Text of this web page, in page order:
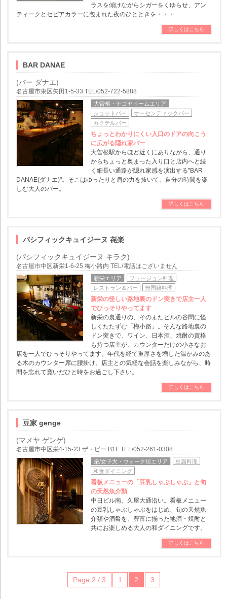
ラスを傾けながらシガーをくゆらせ、アン
ティークとセピアカラーに包まれた夜のひとときを・・・
詳しくはこちら
BAR DANAE
(バー ダナエ)
名古屋市東区矢田1-5-33 TEL/052-722-5888
大曽根・ナゴヤドームエリア
ショットバー
オーセンティックバー
カクテルバー
ちょっとわかりにくい入口のドアの向こう
に広がる隠れ家バー
大曽根駅からほど近くにありながら、通り
からちょっと奥まった入り口と店内へと続
く細長い通路が隠れ家感を演出する"BAR
DANAE(ダナエ)"。そこはゆったりと肩の力を抜いて、自分の時間を楽
しむ大人のバー。
詳しくはこちら
パシフィックキュイジーヌ 㐂楽
(パシフィックキュイジーヌ キラク)
名古屋市中区新栄1-6-25 梅小路内 TEL/電話はございません
新栄エリア
フュージョン料理
レストラン＆バー
無国籍料理
新栄の怪しい路地裏のドン突きで店主一人
でひっそりやってます
新栄の裏通りの、そのまたビルの谷間に怪
しくたたずむ「梅小路」。そんな路地裏の
ドン突きで、ワイン、日本酒、焼酎の資格
も持つ店主が、カウンターだけの小さなお
店を一人でひっそりやってます。年代を経て重厚さを増した温かみのあ
る木のカウンター席に腰掛け、店主との気軽な会話を楽しみながら、時
間を忘れて寛いだひと時をお過ごし下さい。
詳しくはこちら
豆家 genge
(マメヤ ゲンゲ)
名古屋市中区栄4-15-23 ザ・ビー B1F TEL/052-261-0308
栄/女子大・ウォーク街エリア
豆腐料理
和食ダイニング
看板メニューの「豆乳しゃぶしゃぶ」と旬
の天然魚介類
中日ビル南、久屋大通沿い。看板メニュー
の豆乳しゃぶしゃぶをはじめ、旬の天然魚
介類や酒肴を、豊富に揃った地酒・焼酎と
共にお楽しめる大人の和ダイニングです。
詳しくはこちら
Page 2 / 3 1 2 3